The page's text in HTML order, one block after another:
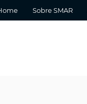
Sobre SMAR